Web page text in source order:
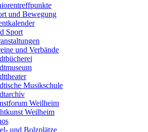
und Bewegung
Sport
und Verbände
Musikschule
Weilheim
Weilheim
und Bolzplätze